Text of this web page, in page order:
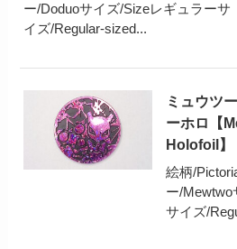
ー/Doduoサイズ/Sizeレギュラーサ
イズ/Regular-sized...
ミュウツ
ーホロ【
Holofoil】
絵柄/
ー/Mewtwo
サイズ/